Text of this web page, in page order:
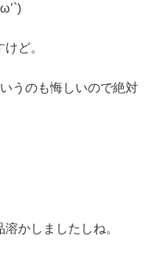
ど。
うのも悔しいので絶対
かしましたしね。